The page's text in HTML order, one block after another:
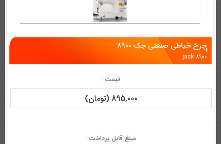
چرخ خیاطی صنعتی جک 8900
jack 8900
قیمت :
895,000 (تومان)
مبلغ قابل پرداخت :